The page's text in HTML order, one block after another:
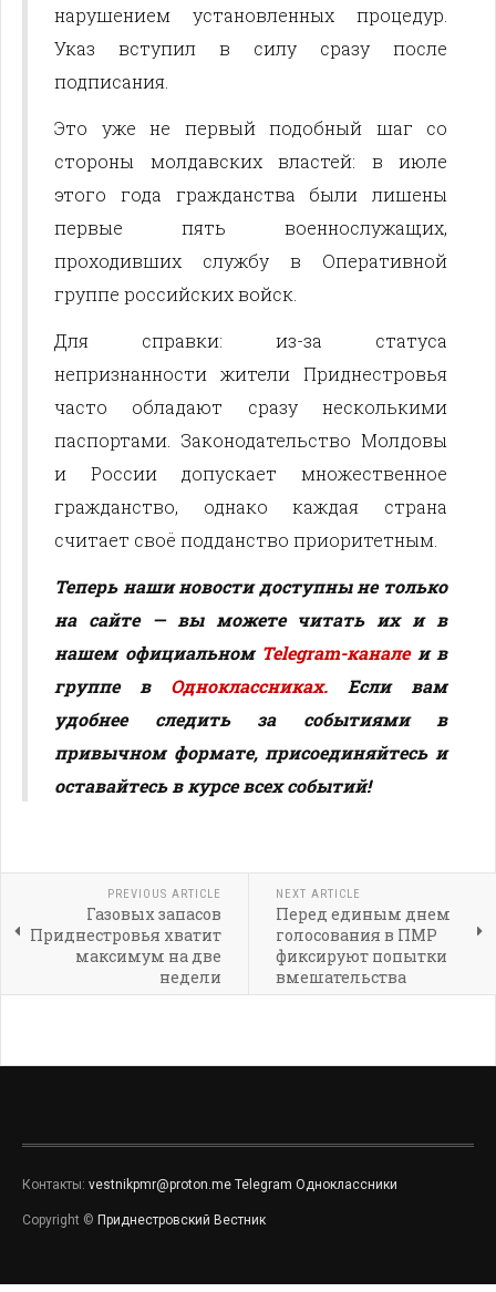
нарушением установленных процедур.
Указ вступил в силу сразу после
подписания.
Это уже не первый подобный шаг со
стороны молдавских властей: в июле
этого года гражданства были лишены
первые пять военнослужащих,
проходивших службу в Оперативной
группе российских войск.
Для справки: из-за статуса
непризнанности жители Приднестровья
часто обладают сразу несколькими
паспортами. Законодательство Молдовы
и России допускает множественное
гражданство, однако каждая страна
считает своё подданство приоритетным.
Теперь наши новости доступны не только
на сайте — вы можете читать их и в
нашем официальном Telegram-каналеи в
группе в Одноклассниках. Если вам
удобнее следить за событиями в
привычном формате, присоединяйтесь и
оставайтесь в курсе всех событий!
PREVIOUS ARTICLE
Газовых запасов
Приднестровья хватит
максимум на две
недели
NEXT ARTICLE
Перед единым днем
голосования в ПМР
фиксируют попытки
вмешательства
Контакты: vestnikpmr@proton.me Telegram Одноклассники
Copyright © Приднестровский Вестник